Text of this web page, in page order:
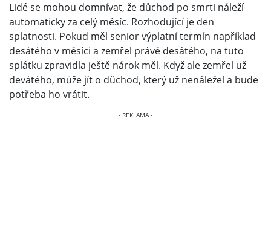
Lidé se mohou domnívat, že důchod po smrti náleží
automaticky za celý měsíc. Rozhodující je den
splatnosti. Pokud měl senior výplatní termín například
desátého v měsíci a zemřel právě desátého, na tuto
splátku zpravidla ještě nárok měl. Když ale zemřel už
devátého, může jít o důchod, který už nenáležel a bude
potřeba ho vrátit.